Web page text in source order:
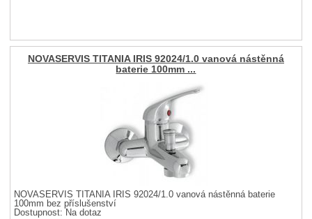
NOVASERVIS TITANIA IRIS 92024/1.0 vanová nástěnná
baterie 100mm ...
NOVASERVIS TITANIA IRIS 92024/1.0 vanová nástěnná baterie
100mm bez příslušenství
Dostupnost: Na dotaz